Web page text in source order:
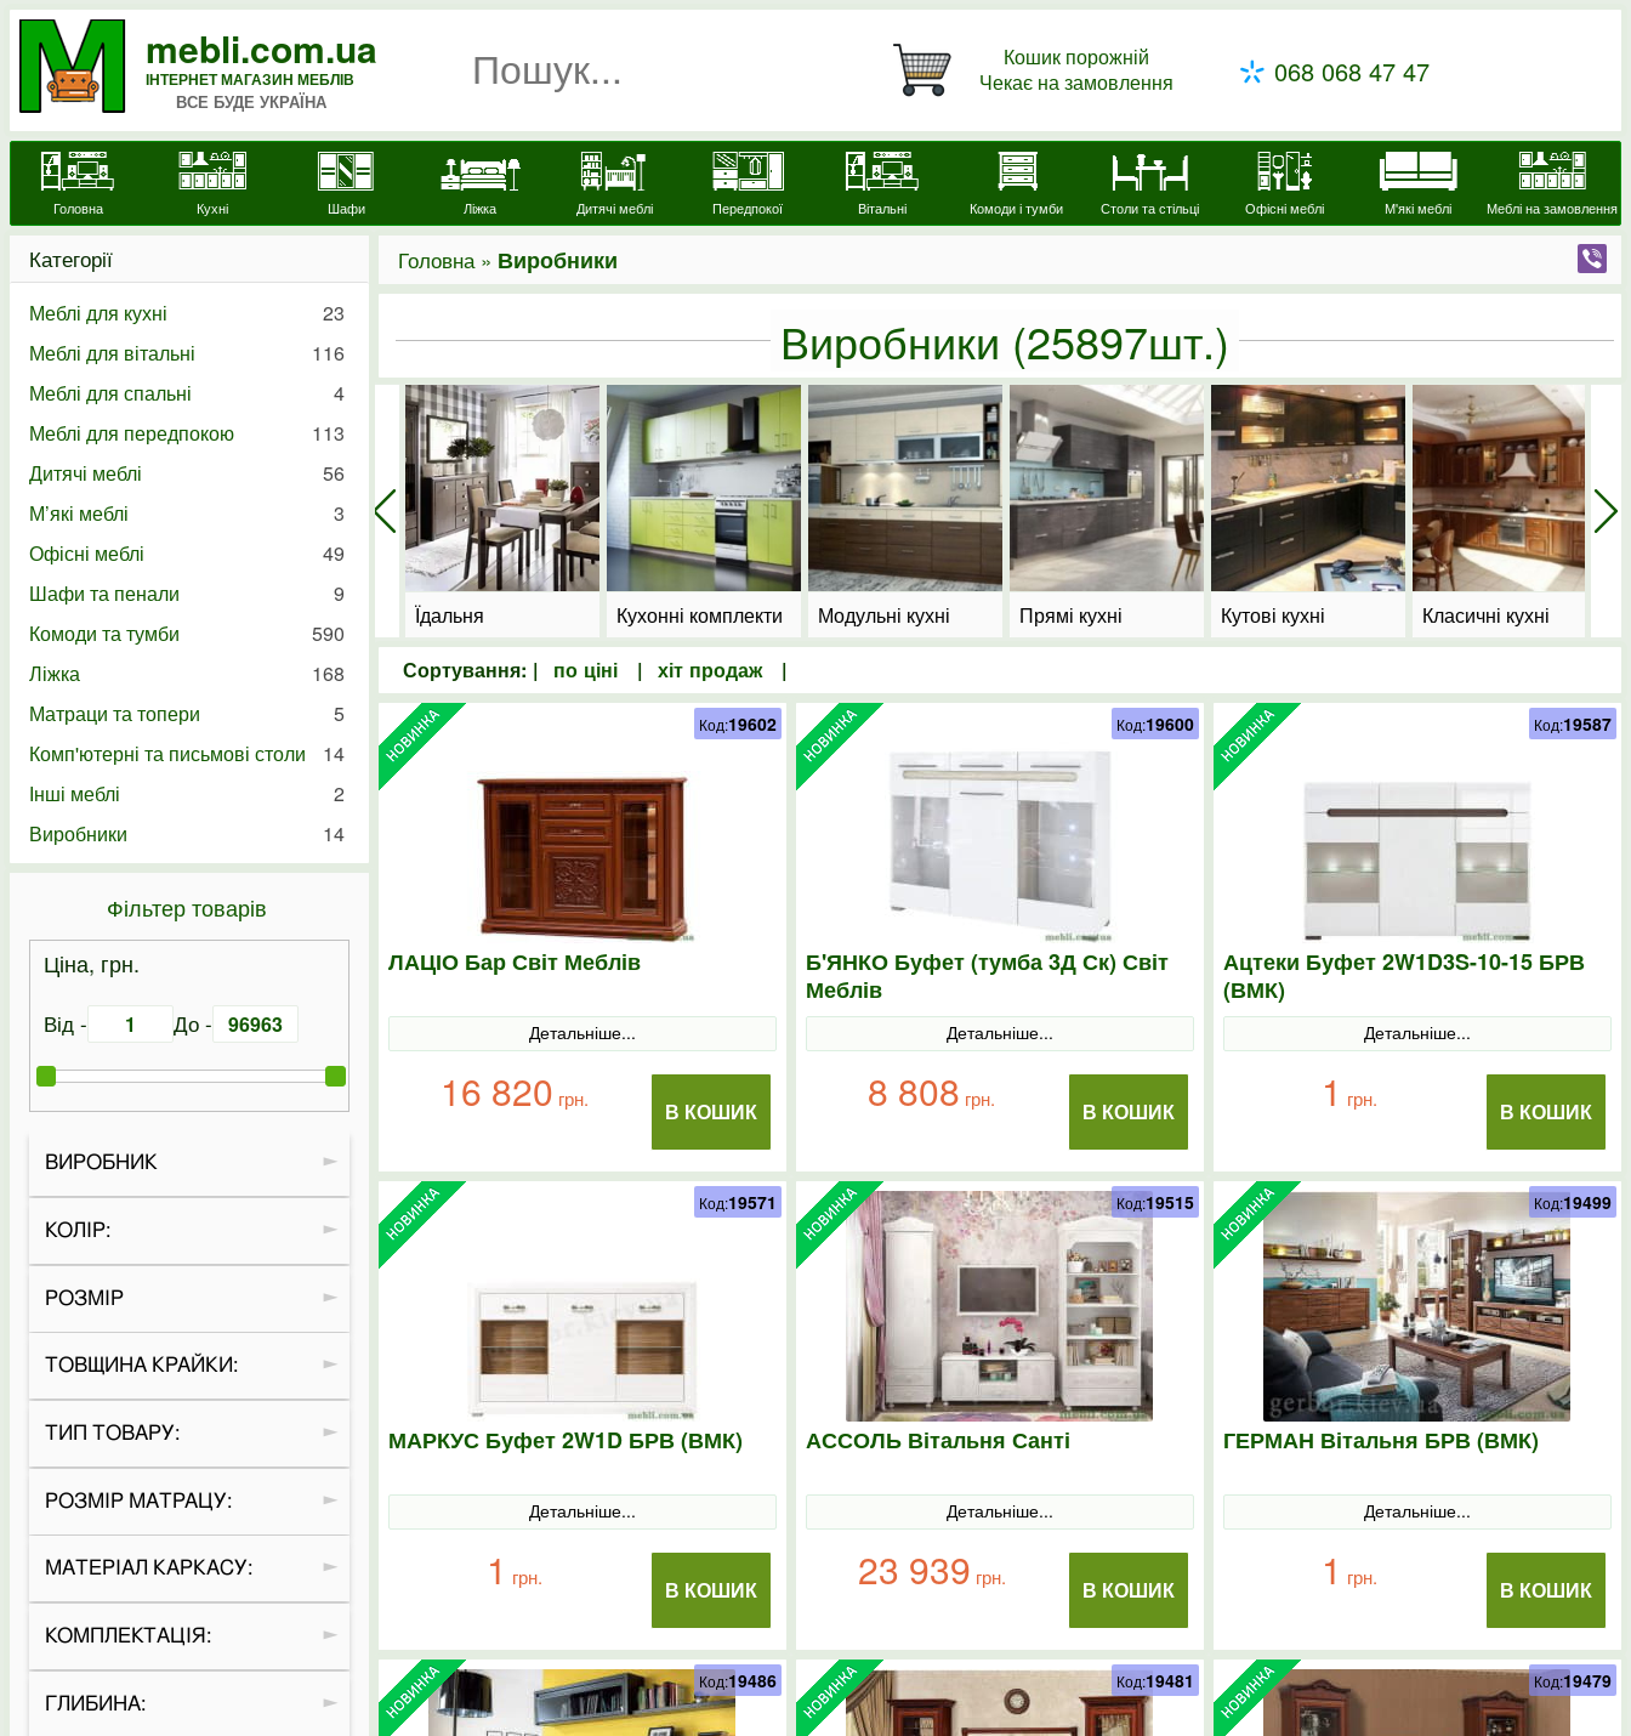
Кошик порожній
Чекає на замовлення
068 068 47 47
mebli.com.ua
ІНТЕРНЕТ МАГАЗИН МЕБЛІВ
ВСЕ БУДЕ УКРАЇНА
Головна Кухні Шафи Ліжка Дитячі меблі Передпокої Вітальні Комоди і тумби Столи та стільці Офісні меблі М'які меблі Меблі на замовлення
Головна » Виробники
Виробники (25897шт.)
Їдальня Кухонні комплекти Модульні кухні Прямі кухні Кутові кухні Класичні кухні
Сортування: |
по ціні | хіт продаж |
ЛАЦІО Бар Світ Меблів
Детальніше...
В КОШИК
16 820 грн.
Код:19602
Б'ЯНКО Буфет (тумба 3Д Ск) Світ
Меблів
Детальніше...
В КОШИК
8 808 грн.
Код:19600
Ацтеки Буфет 2W1D3S-10-15 БРВ
(ВМК)
Детальніше...
В КОШИК
1 грн.
Код:19587
МАРКУС Буфет 2W1D БРВ (ВМК)
Детальніше...
В КОШИК
1 грн.
Код:19571
АССОЛЬ Вітальня Санті
Детальніше...
В КОШИК
23 939 грн.
Код:19515
ГЕРМАН Вітальня БРВ (ВМК)
Детальніше...
В КОШИК
1 грн.
Код:19499
Код:19486 Код:19481 Код:19479
Категорії
Меблі для кухні
23
Меблі для вітальні
116
Меблі для спальні
4
Меблі для передпокою
113
Дитячі меблі
56
М’які меблі
3
Офісні меблі
49
Шафи та пенали
9
Комоди та тумби
590
Ліжка
168
Матраци та топери
5
Комп'ютерні та письмові столи
14
Інші меблі
2
Виробники
14
Фільтер товарів
Ціна, грн.
Від - До -
ВИРОБНИК
КОЛІР:
РОЗМІР
ТОВЩИНА КРАЙКИ:
ТИП ТОВАРУ:
РОЗМІР МАТРАЦУ:
МАТЕРІАЛ КАРКАСУ:
КОМПЛЕКТАЦІЯ:
ГЛИБИНА: